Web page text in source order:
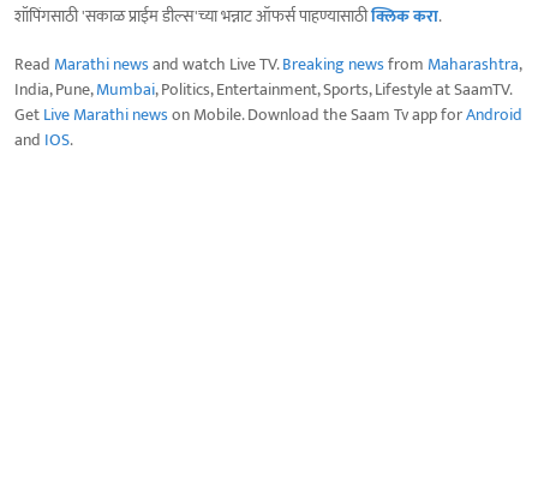
शॉपिंगसाठी 'सकाळ प्राईम डील्स'च्या भन्नाट ऑफर्स पाहण्यासाठीक्लिक करा.
Read Marathi newsand watch Live TV.Breaking newsfrom Maharashtra,
India, Pune,Mumbai, Politics, Entertainment, Sports, Lifestyle at SaamTV.
GetLive Marathi newson Mobile. Download the Saam Tv app forAndroid
and IOS.